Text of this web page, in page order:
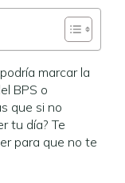
marcar la
BPS o
que si no
tu día? Te
para que no te